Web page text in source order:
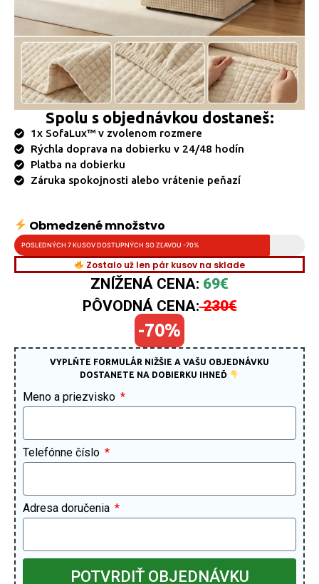
Spolu s objednávkou dostaneš:
1x SofaLux™ v zvolenom rozmere
Rýchla doprava na dobierku v 24/48 hodín
Platba na dobierku
Záruka spokojnosti alebo vrátenie peňazí
Obmedzené množstvo
POSLEDNÝCH 7 KUSOV DOSTUPNÝCH SO ZĽAVOU -70%
Zostalo už len pár kusov na sklade
ZNÍŽENÁ CENA: 69€
PÔVODNÁ CENA:230€
-70%
VYPLŇTE FORMULÁR NIŽŠIE A VAŠU OBJEDNÁVKU
DOSTANETE NA DOBIERKU IHNEĎ
Meno a priezvisko
Telefónne číslo
Adresa doručenia
POTVRDIŤ OBJEDNÁVKU